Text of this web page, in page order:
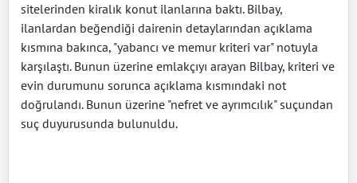
sitelerinden kiralık konut ilanlarına baktı. Bilbay,
ilanlardan beğendiği dairenin detaylarından açıklama
kısmına bakınca, "yabancı ve memur kriteri var" notuyla
karşılaştı. Bunun üzerine emlakçıyı arayan Bilbay, kriteri ve
evin durumunu sorunca açıklama kısmındaki not
doğrulandı. Bunun üzerine "nefret ve ayrımcılık" suçundan
suç duyurusunda bulunuldu.